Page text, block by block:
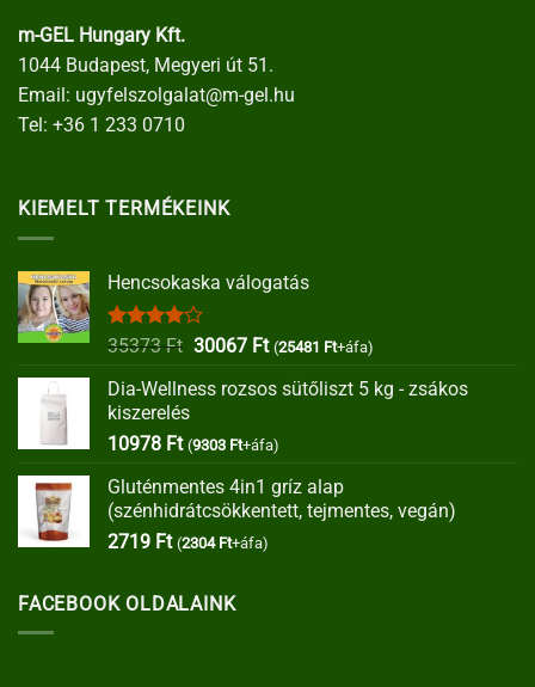
m-GEL Hungary Kft.
1044 Budapest, Megyeri út 51.
Email: ugyfelszolgalat@m-gel.hu
Tel: +36 1 233 0710
KIEMELT TERMÉKEINK
Hencsokaska válogatás
Értékelés:
35373Ft Original
was:
30067 FtCurrent
is:
(25481 Ft+áfa)
Dia-Wellness rozsos sütőliszt 5 kg - zsákos
kiszerelés
10978 Ft (9303 Ft+áfa)
Gluténmentes 4in1 gríz alap
(szénhidrátcsökkentett, tejmentes, vegán)
2719 Ft (2304 Ft+áfa)
FACEBOOK OLDALAINK